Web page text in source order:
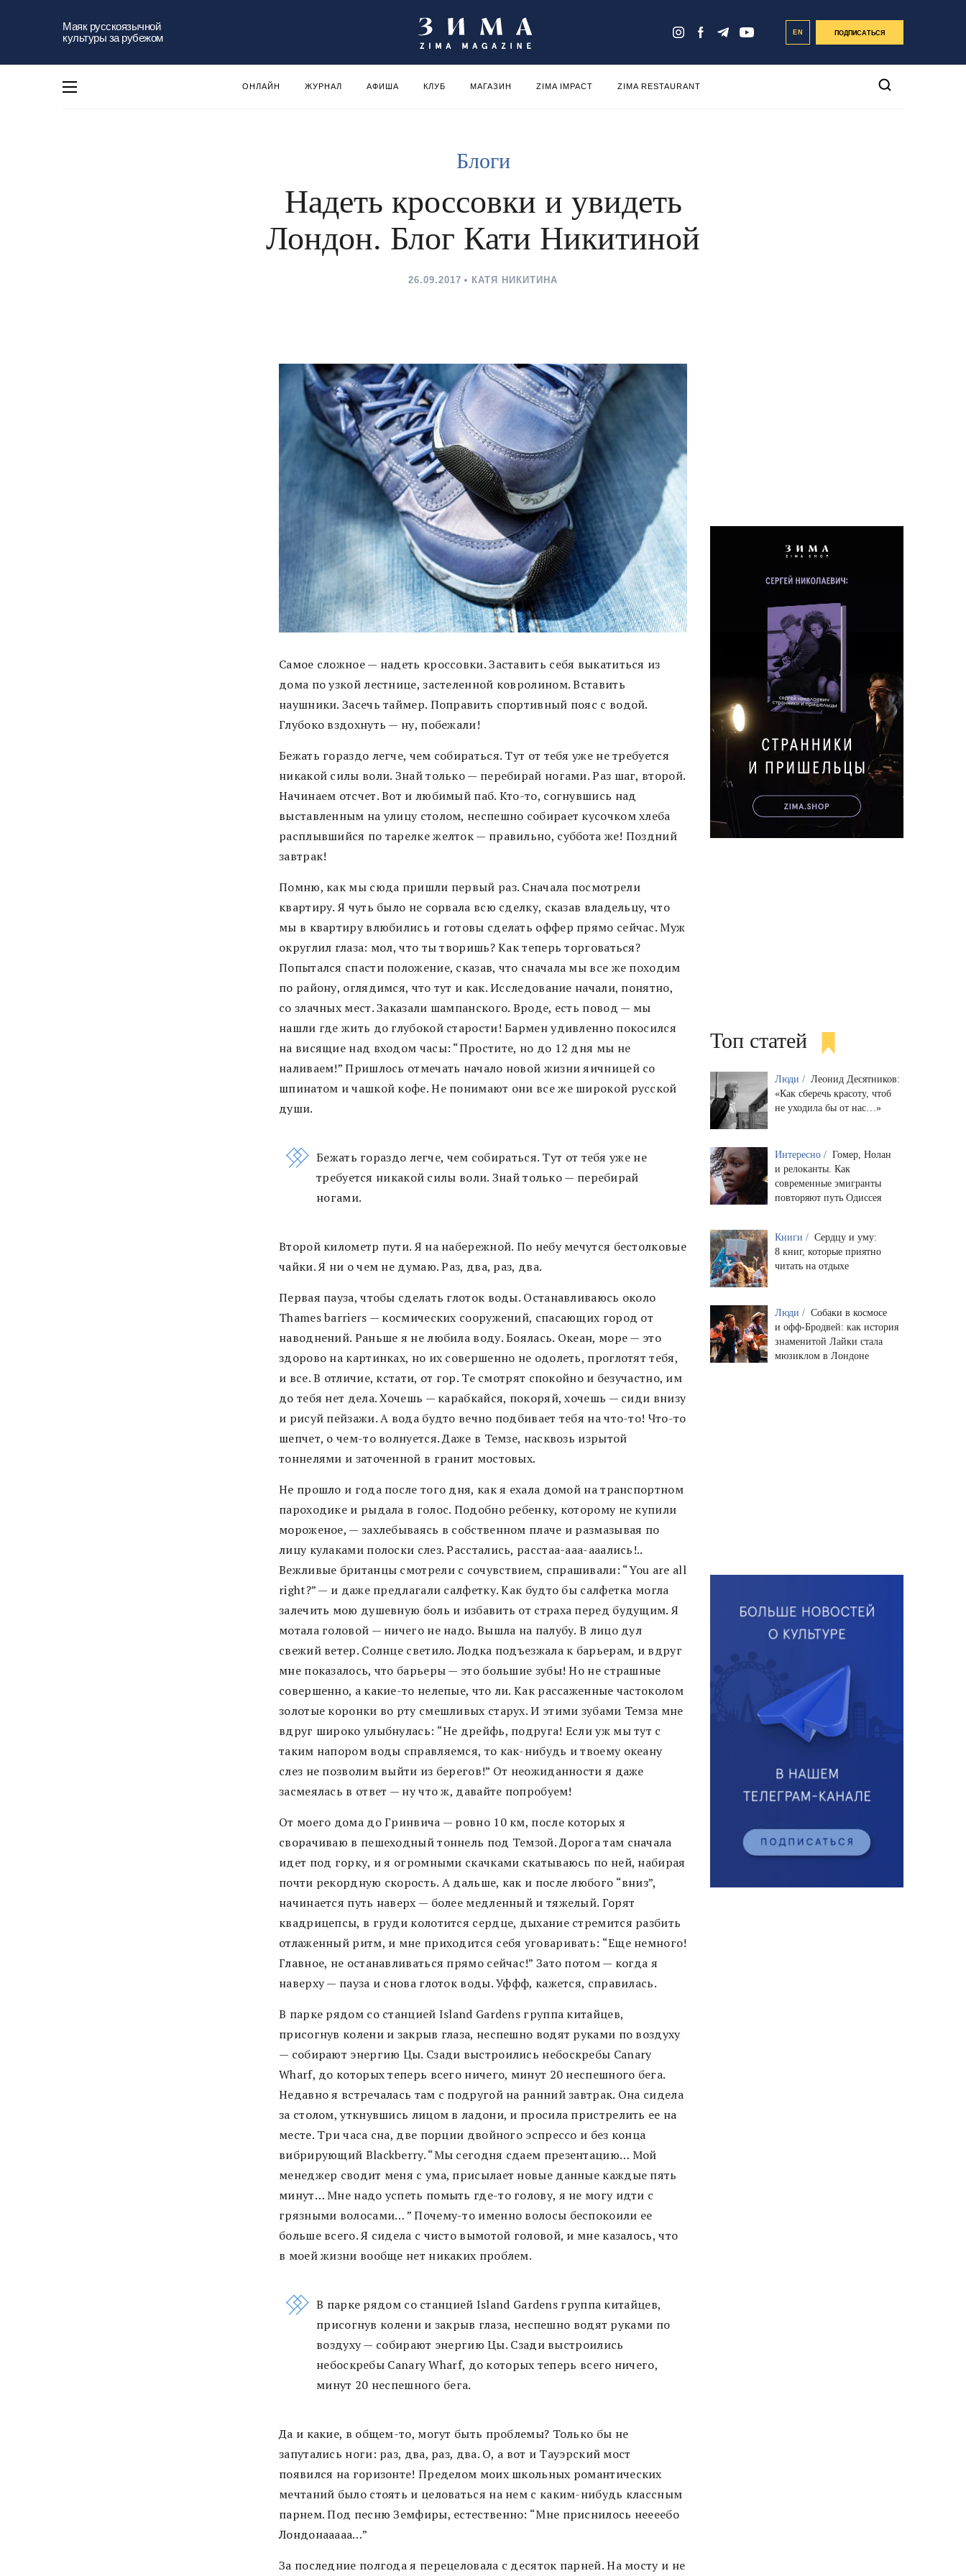
Маяк русскоязычной
культуры за рубежом
EN ПОДПИСАТЬСЯ
ОНЛАЙН ЖУРНАЛ АФИША КЛУБ МАГАЗИН ZIMA IMPACT ZIMA RESTAURANT
Блоги
Надеть кроссовки и увидеть
Лондон. Блог Кати Никитиной
26.09.2017 КАТЯ НИКИТИНА
Самое сложное — надеть кроссовки. Заставить себя выкатиться из
дома по узкой лестнице, застеленной ковролином. Вставить
наушники. Засечь таймер. Поправить спортивный пояс с водой.
Глубоко вздохнуть — ну, побежали!
Бежать гораздо легче, чем собираться. Тут от тебя уже не требуется
никакой силы воли. Знай только — перебирай ногами. Раз шаг, второй.
Начинаем отсчет. Вот и любимый паб. Кто-то, согнувшись над
выставленным на улицу столом, неспешно собирает кусочком хлеба
расплывшийся по тарелке желток — правильно, суббота же! Поздний
завтрак!
Помню, как мы сюда пришли первый раз. Сначала посмотрели
квартиру. Я чуть было не сорвала всю сделку, сказав владельцу, что
мы в квартиру влюбились и готовы сделать оффер прямо сейчас. Муж
округлил глаза: мол, что ты творишь? Как теперь торговаться?
Попытался спасти положение, сказав, что сначала мы все же походим
по району, оглядимся, что тут и как. Исследование начали, понятно,
со злачных мест. Заказали шампанского. Вроде, есть повод — мы
нашли где жить до глубокой старости! Бармен удивленно покосился
на висящие над входом часы: “Простите, но до 12 дня мы не
наливаем!” Пришлось отмечать начало новой жизни яичницей со
шпинатом и чашкой кофе. Не понимают они все же широкой русской
души.
Бежать гораздо легче, чем собираться. Тут от тебя уже не
требуется никакой силы воли. Знай только — перебирай
ногами.
Второй километр пути. Я на набережной. По небу мечутся бестолковые
чайки. Я ни о чем не думаю. Раз, два, раз, два.
Первая пауза, чтобы сделать глоток воды. Останавливаюсь около
Thames barriers — космических сооружений, спасающих город от
наводнений. Раньше я не любила воду. Боялась. Океан, море — это
здорово на картинках, но их совершенно не одолеть, проглотят тебя,
и все. В отличие, кстати, от гор. Те смотрят спокойно и безучастно, им
до тебя нет дела. Хочешь — карабкайся, покоряй, хочешь — сиди внизу
и рисуй пейзажи. А вода будто вечно подбивает тебя на что-то! Что-то
шепчет, о чем-то волнуется. Даже в Темзе, насквозь изрытой
тоннелями и заточенной в гранит мостовых.
Не прошло и года после того дня, как я ехала домой на транспортном
пароходике и рыдала в голос. Подобно ребенку, которому не купили
мороженое, — захлебываясь в собственном плаче и размазывая по
лицу кулаками полоски слез. Расстались, расстаа-ааа-ааались!..
Вежливые британцы смотрели с сочувствием, спрашивали: “You are all
right?” — и даже предлагали салфетку. Как будто бы салфетка могла
залечить мою душевную боль и избавить от страха перед будущим. Я
мотала головой — ничего не надо. Вышла на палубу. В лицо дул
свежий ветер. Солнце светило. Лодка подъезжала к барьерам, и вдруг
мне показалось, что барьеры — это большие зубы! Но не страшные
совершенно, а какие-то нелепые, что ли. Как рассаженные частоколом
золотые коронки во рту смешливых старух. И этими зубами Темза мне
вдруг широко улыбнулась: “Не дрейфь, подруга! Если уж мы тут с
таким напором воды справляемся, то как-нибудь и твоему океану
слез не позволим выйти из берегов!” От неожиданности я даже
засмеялась в ответ — ну что ж, давайте попробуем!
От моего дома до Гринвича — ровно 10 км, после которых я
сворачиваю в пешеходный тоннель под Темзой. Дорога там сначала
идет под горку, и я огромными скачками скатываюсь по ней, набирая
почти рекордную скорость. А дальше, как и после любого “вниз”,
начинается путь наверх — более медленный и тяжелый. Горят
квадрицепсы, в груди колотится сердце, дыхание стремится разбить
отлаженный ритм, и мне приходится себя уговаривать: “Еще немного!
Главное, не останавливаться прямо сейчас!” Зато потом — когда я
наверху — пауза и снова глоток воды. Уффф, кажется, справилась.
В парке рядом со станцией Island Gardens группа китайцев,
присогнув колени и закрыв глаза, неспешно водят руками по воздуху
— собирают энергию Цы. Сзади выстроились небоскребы Canary
Wharf, до которых теперь всего ничего, минут 20 неспешного бега.
Недавно я встречалась там с подругой на ранний завтрак. Она сидела
за столом, уткнувшись лицом в ладони, и просила пристрелить ее на
месте. Три часа сна, две порции двойного эспрессо и без конца
вибрирующий Blackberry. “Мы сегодня сдаем презентацию… Мой
менеджер сводит меня с ума, присылает новые данные каждые пять
минут… Мне надо успеть помыть где-то голову, я не могу идти с
грязными волосами… ” Почему-то именно волосы беспокоили ее
больше всего. Я сидела с чисто вымотой головой, и мне казалось, что
в моей жизни вообще нет никаких проблем.
В парке рядом со станцией Island Gardens группа китайцев,
присогнув колени и закрыв глаза, неспешно водят руками по
воздуху — собирают энергию Цы. Сзади выстроились
небоскребы Canary Wharf, до которых теперь всего ничего,
минут 20 неспешного бега.
Да и какие, в общем-то, могут быть проблемы? Только бы не
запутались ноги: раз, два, раз, два. О, а вот и Тауэрский мост
появился на горизонте! Пределом моих школьных романтических
мечтаний было стоять и целоваться на нем с каким-нибудь классным
парнем. Под песню Земфиры, естественно: “Мне приснилось нeeeебо
Лондонааааа…”
За последние полгода я перецеловала с десяток парней. На мосту и не
Топ статей
Люди / Леонид Десятников:
«Как сберечь красоту, чтоб
не уходила бы от нас…»
Интересно / Гомер, Нолан
и релоканты. Как
современные эмигранты
повторяют путь Одиссея
Книги / Сердцу и уму:
8 книг, которые приятно
читать на отдыхе
Люди / Собаки в космосе
и офф-Бродвей: как история
знаменитой Лайки стала
мюзиклом в Лондоне